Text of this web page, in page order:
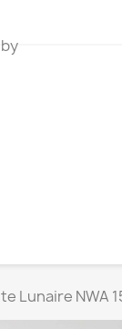
Lunaire NWA